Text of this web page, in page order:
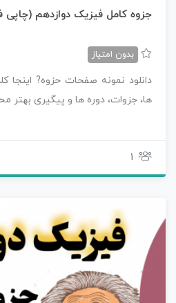
جزوه کامل فیزیک دوازدهم (چاپی
بدون امتیاز
دانلود نمونه صفحات حزوه? اینجا
ها، جزوات، دوره ها و پیگیری
1